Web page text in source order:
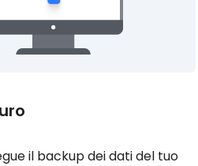
il backup dei dati del tuo